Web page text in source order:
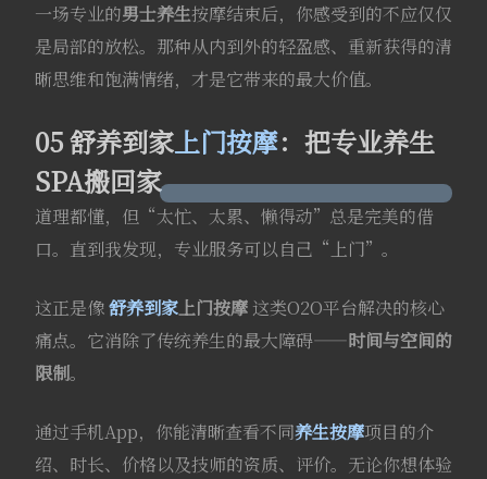
一场专业的男士养生按摩结束后，你感受到的不应仅仅
是局部的放松。那种从内到外的轻盈感、重新获得的清
晰思维和饱满情绪，才是它带来的最大价值。
05 舒养到家上门按摩：把专业养生
SPA搬回家
道理都懂，但“太忙、太累、懒得动”总是完美的借
口。直到我发现，专业服务可以自己“上门”。
这正是像舒养到家上门按摩这类O2O平台解决的核心
痛点。它消除了传统养生的最大障碍——时间与空间的
限制。
通过手机App，你能清晰查看不同养生按摩项目的介
绍、时长、价格以及技师的资质、评价。无论你想体验